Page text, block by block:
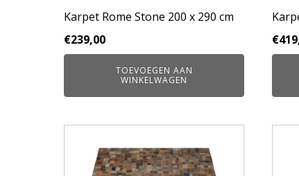
Karpet Rome Stone 200 x 290 cm
€239,00
TOEVOEGEN AAN
WINKELWAGEN
€